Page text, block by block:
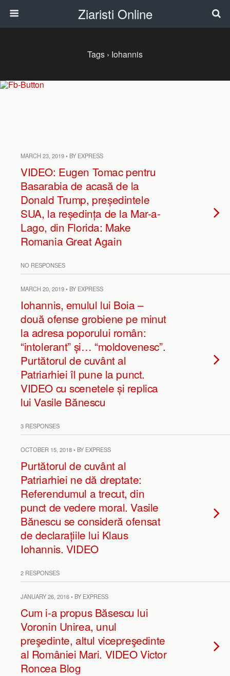
Ziaristi Online
Tags › Iohannis
MARCH 23, 2019 • BY EXPRESS
VIDEO: Eugen Tomac pentru
Basarabia de acasă de la
Donald Trump, președintele
SUA, la reședința de la Mar-a-
Lago, din Florida: Make
Romania Great Again
NO RESPONSES
MARCH 20, 2019 • BY EXPRESS
Iohannis, emulul lui Boia –
două ofense grobiene pe minut
la adresa poporului român:
“intolerant” și… “moldovenesc”.
Purtătorul de cuvânt al
Patriarhiei îl pune la punct.
VIDEO cu scenetele și replica
lui Vasile Bănescu
3 RESPONSES
OCTOBER 15, 2018 • BY EXPRESS
Purtătorul de cuvânt al
Patriarhiei ne dă dreptate:
Referendumul a trecut, din
punct de vedere moral. Vasile
Bănescu se consideră ofensat
de declarațiile lui Klaus
Iohannis. VIDEO
2 RESPONSES
JANUARY 26, 2016 • BY EXPRESS
Cum i-a propus Băsescu lui
Voronin Unirea, unul
preşedinte, altul vicepreşedinte
al României Mari. VIDEO Victor
Roncea Blog